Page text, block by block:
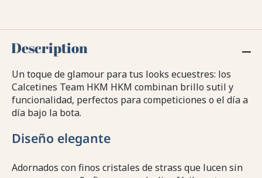
Description
Un toque de glamour para tus looks ecuestres: los
Calcetines Team HKM HKM combinan brillo sutil y
funcionalidad, perfectos para competiciones o el día a
día bajo la bota.
Diseño elegante
Adornados con finos cristales de strass que lucen sin